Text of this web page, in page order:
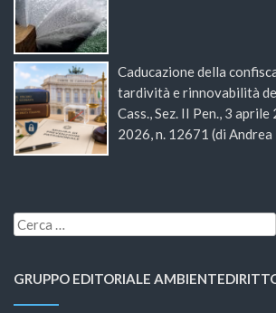
Caducazione della
tardività e rinnovabilità
Cass., Sez. II Pen., 3
2026, n. 12671 (di
GRUPPO EDITORIALE